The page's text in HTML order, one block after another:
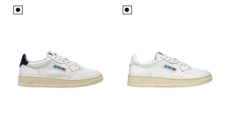
⚫️ ⚫️